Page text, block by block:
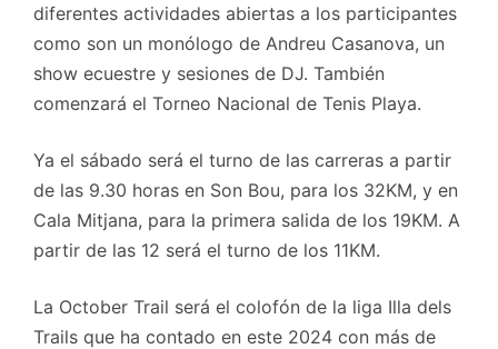
diferentes actividades abiertas a los participantes
como son un monólogo de Andreu Casanova, un
show ecuestre y sesiones de DJ. También
comenzará el Torneo Nacional de Tenis Playa.
Ya el sábado será el turno de las carreras a partir
de las 9.30 horas en Son Bou, para los 32KM, y en
Cala Mitjana, para la primera salida de los 19KM. A
partir de las 12 será el turno de los 11KM.
La October Trail será el colofón de la liga Illa dels
Trails que ha contado en este 2024 con más de